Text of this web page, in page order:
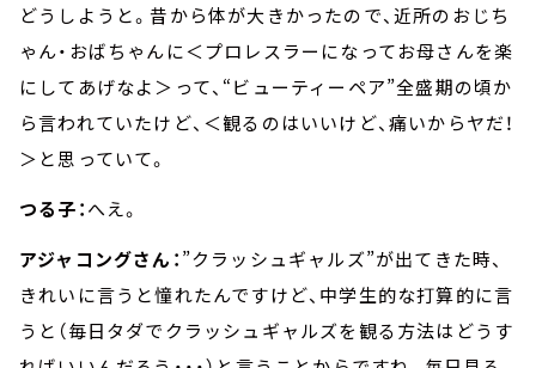
どうしようと。昔から体が大きかったので、近所のおじち
ゃん・おばちゃんに＜プロレスラーになってお母さんを楽
にしてあげなよ＞って、“ビューティーペア”全盛期の頃か
ら言われていたけど、＜観るのはいいけど、痛いからヤだ！
＞と思っていて。
つる子：へえ。
アジャコングさん：”クラッシュギャルズ”が出てきた時、
きれいに言うと憧れたんですけど、中学生的な打算的に言
うと（毎日タダでクラッシュギャルズを観る方法はどうす